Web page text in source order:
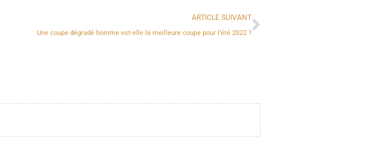
ARTICLE SUIVANT
Une coupe dégradé homme est-elle la meilleure coupe pour l’été 2022 ?